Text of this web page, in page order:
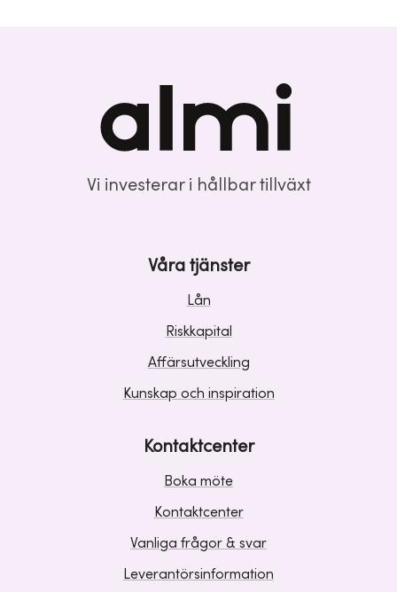
Vi investerar i hållbar tillväxt
Våra tjänster
Lån
Riskkapital
Affärsutveckling
Kunskap och inspiration
Kontaktcenter
Boka möte
Kontaktcenter
Vanliga frågor & svar
Leverantörsinformation